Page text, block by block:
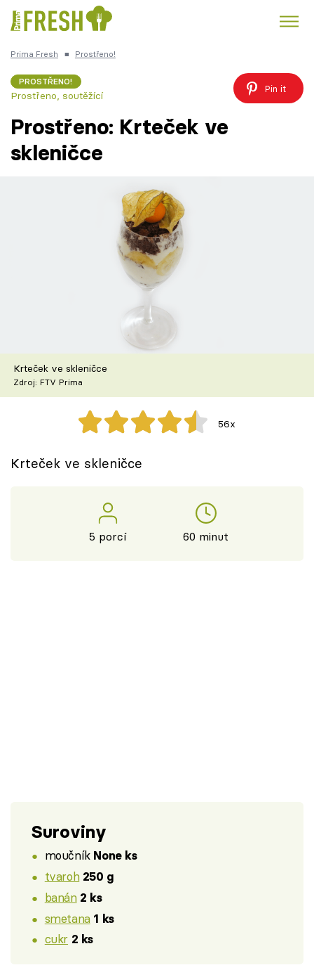
Česká kuchyně
Recepty z TV
Speciál: Cuketa
Těhotnej kuchař
Sledujte prima+
Prima Fresh ■ Prostřeno!
PROSTŘENO!
Prostřeno, soutěžící
Pin it
Prostřeno: Krteček ve
skleničce
Krteček ve skleničce
Zdroj: FTV Prima
56x
Krteček ve skleničce
5 porcí 60 minut
Suroviny
moučník None ks
tvaroh 250 g
banán 2 ks
smetana 1 ks
cukr 2 ks